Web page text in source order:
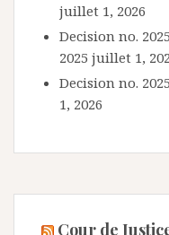
juillet 1, 2026
Decision no.
2025 juillet 1,
Decision no.
1, 2026
Cour de